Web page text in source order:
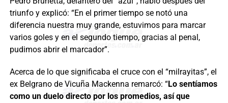
triunfo y explicó: “En el primer tiempo se notó una
diferencia nuestra muy grande, estuvimos para marcar
varios goles y en el segundo tiempo, gracias al penal,
pudimos abrir el marcador”.
Acerca de lo que significaba el cruce con el “milrayitas”, el
ex Belgrano de Vicuña Mackenna remarcó: “Lo sentíamos
como un duelo directo por los promedios, así que